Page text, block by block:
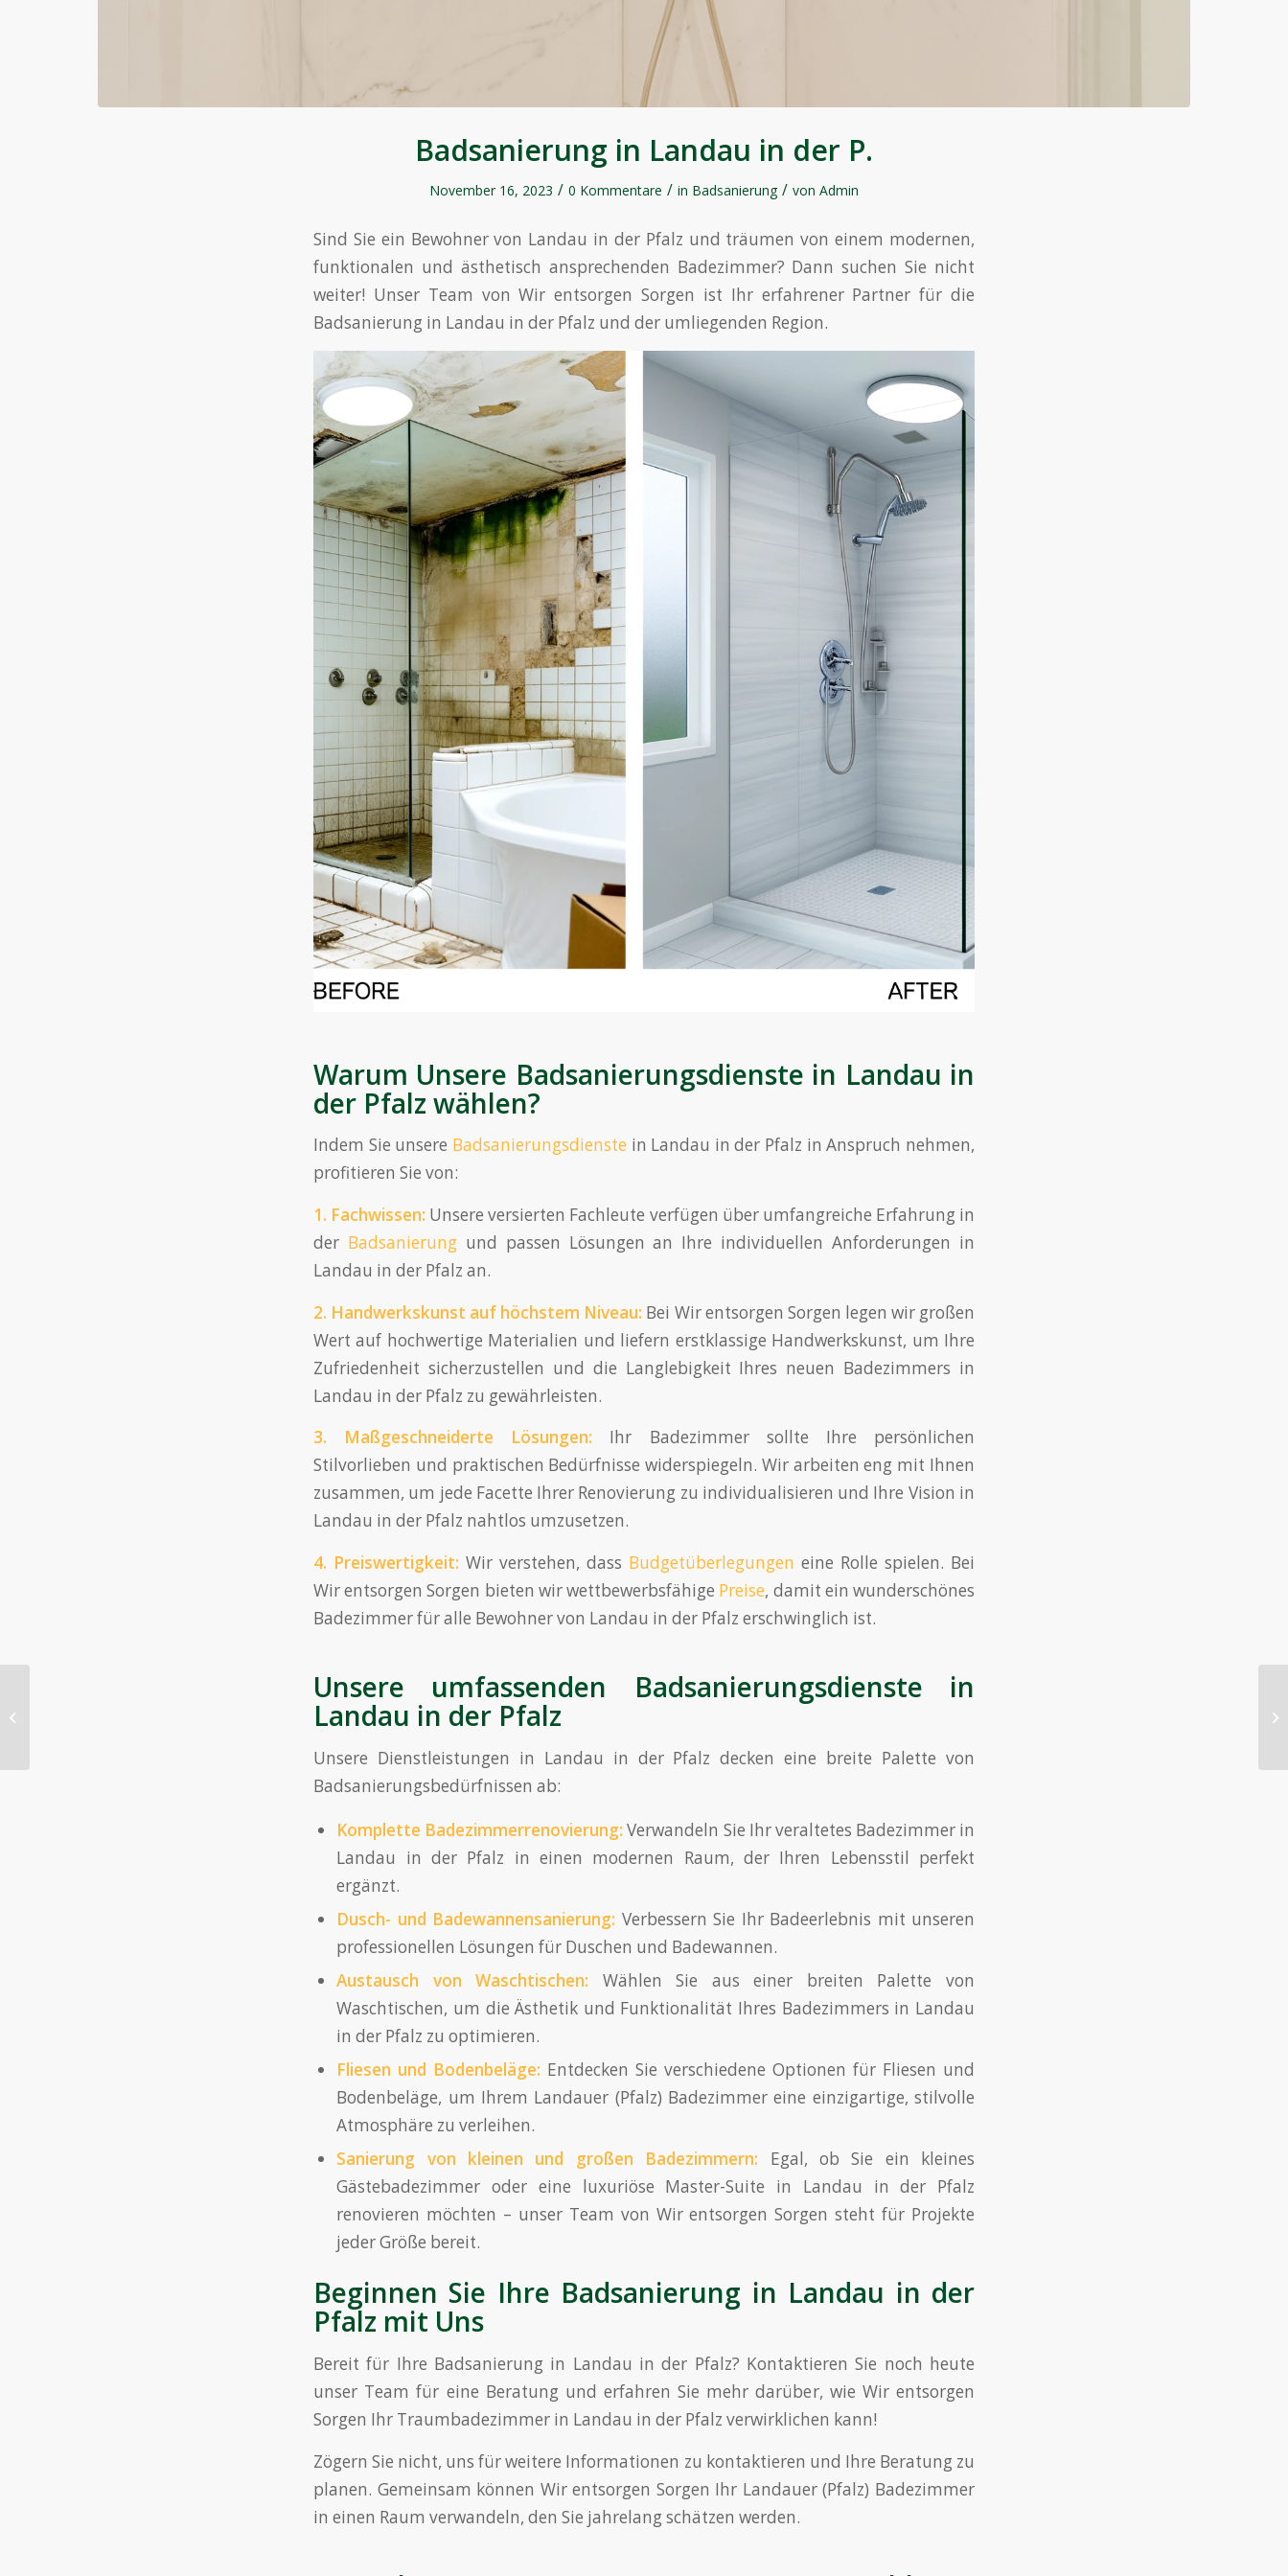
Badsanierung in Landau in der P.
November 16, 2023 / 0 Kommentare / in Badsanierung / von Admin
Sind Sie ein Bewohner von Landau in der Pfalz und träumen von einem modernen,
funktionalen und ästhetisch ansprechenden Badezimmer? Dann suchen Sie nicht
weiter! Unser Team von Wir entsorgen Sorgen ist Ihr erfahrener Partner für die
Badsanierung in Landau in der Pfalz und der umliegenden Region.
Warum Unsere Badsanierungsdienste in Landau in
der Pfalz wählen?
Indem Sie unsere Badsanierungsdienste in Landau in der Pfalz in Anspruch nehmen,
profitieren Sie von:
1. Fachwissen: Unsere versierten Fachleute verfügen über umfangreiche Erfahrung in
der Badsanierungund passen Lösungen an Ihre individuellen Anforderungen in
Landau in der Pfalz an.
2. Handwerkskunst auf höchstem Niveau: Bei Wir entsorgen Sorgen legen wir großen
Wert auf hochwertige Materialien und liefern erstklassige Handwerkskunst, um Ihre
Zufriedenheit sicherzustellen und die Langlebigkeit Ihres neuen Badezimmers in
Landau in der Pfalz zu gewährleisten.
3. Maßgeschneiderte Lösungen: Ihr Badezimmer sollte Ihre persönlichen
Stilvorlieben und praktischen Bedürfnisse widerspiegeln. Wir arbeiten eng mit Ihnen
zusammen, um jede Facette Ihrer Renovierung zu individualisieren und Ihre Vision in
Landau in der Pfalz nahtlos umzusetzen.
4. Preiswertigkeit: Wir verstehen, dass Budgetüberlegungen eine Rolle spielen. Bei
Wir entsorgen Sorgen bieten wir wettbewerbsfähige Preise, damit ein wunderschönes
Badezimmer für alle Bewohner von Landau in der Pfalz erschwinglich ist.
Unsere umfassenden Badsanierungsdienste in
Landau in der Pfalz
Unsere Dienstleistungen in Landau in der Pfalz decken eine breite Palette von
Badsanierungsbedürfnissen ab:
Komplette Badezimmerrenovierung: Verwandeln Sie Ihr veraltetes Badezimmer in
Landau in der Pfalz in einen modernen Raum, der Ihren Lebensstil perfekt
ergänzt.
Dusch- und Badewannensanierung: Verbessern Sie Ihr Badeerlebnis mit unseren
professionellen Lösungen für Duschen und Badewannen.
Austausch von Waschtischen: Wählen Sie aus einer breiten Palette von
Waschtischen, um die Ästhetik und Funktionalität Ihres Badezimmers in Landau
in der Pfalz zu optimieren.
Fliesen und Bodenbeläge: Entdecken Sie verschiedene Optionen für Fliesen und
Bodenbeläge, um Ihrem Landauer (Pfalz) Badezimmer eine einzigartige, stilvolle
Atmosphäre zu verleihen.
Sanierung von kleinen und großen Badezimmern: Egal, ob Sie ein kleines
Gästebadezimmer oder eine luxuriöse Master-Suite in Landau in der Pfalz
renovieren möchten – unser Team von Wir entsorgen Sorgen steht für Projekte
jeder Größe bereit.
Beginnen Sie Ihre Badsanierung in Landau in der
Pfalz mit Uns
Bereit für Ihre Badsanierung in Landau in der Pfalz? Kontaktieren Sie noch heute
unser Team für eine Beratung und erfahren Sie mehr darüber, wie Wir entsorgen
Sorgen Ihr Traumbadezimmer in Landau in der Pfalz verwirklichen kann!
Zögern Sie nicht, uns für weitere Informationen zu kontaktieren und Ihre Beratung zu
planen. Gemeinsam können Wir entsorgen Sorgen Ihr Landauer (Pfalz) Badezimmer
in einen Raum verwandeln, den Sie jahrelang schätzen werden.